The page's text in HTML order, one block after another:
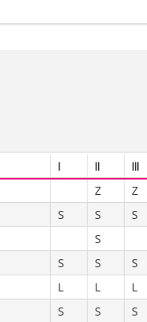
I II III
Z Z
S S S
S
S S S
L L L
S S S